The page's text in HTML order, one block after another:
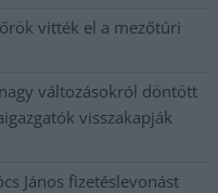
vitték el a mezőtúri
változásokról döntött
visszakapják
János fizetéslevonást